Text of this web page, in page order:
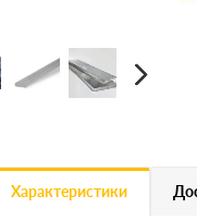
Характеристики